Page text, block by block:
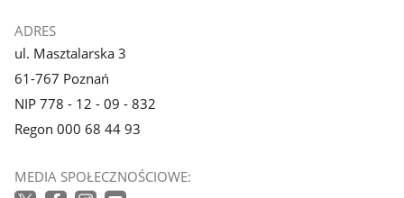
ADRES
ul. Masztalarska 3
61-767 Poznań
NIP 778 - 12 - 09 - 832
Regon 000 68 44 93
MEDIA SPOŁECZNOŚCIOWE: